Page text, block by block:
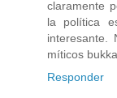
claramente
la política
míticos
Responder